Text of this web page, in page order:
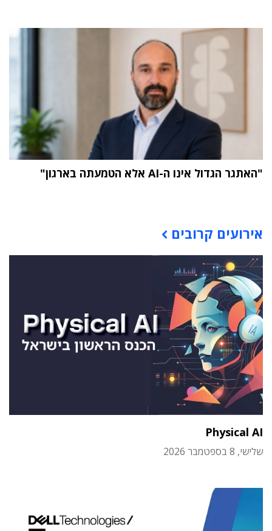
"האתגר הגדול אינו ה-AI אלא הטמעתה בארגון"
אירועים קרובים
Physical AI
שלישי, 8 בספטמבר 2026